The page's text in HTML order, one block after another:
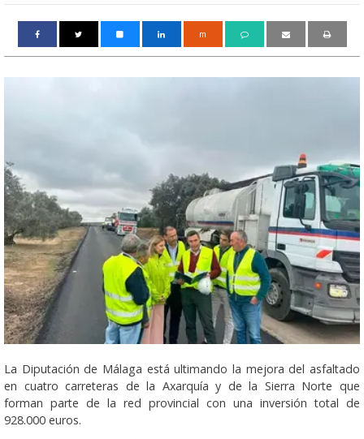
m
La Diputación de Málaga está ultimando la mejora del asfaltado
en cuatro carreteras de la Axarquía y de la Sierra Norte que
forman parte de la red provincial con una inversión total de
928.000 euros.